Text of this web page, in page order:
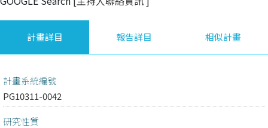
計畫詳目 報告詳目 相似計畫
計畫系統編號
PG10311-0042
研究性質